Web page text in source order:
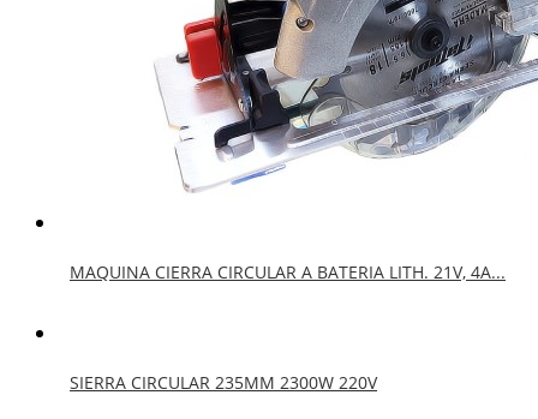
MAQUINA CIERRA CIRCULAR A BATERIA LITH. 21V, 4A...